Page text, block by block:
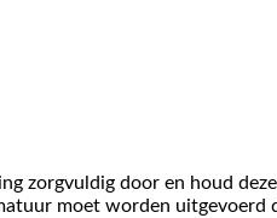
zorgvuldig door en houd
moet worden uitgevoerd